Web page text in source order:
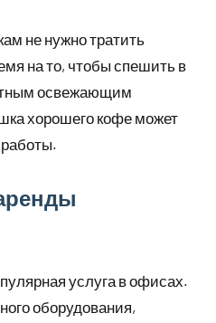
не нужно тратить
на то, чтобы спешить в
освежающим
хорошего кофе может
услуга в офисах.
оборудования,